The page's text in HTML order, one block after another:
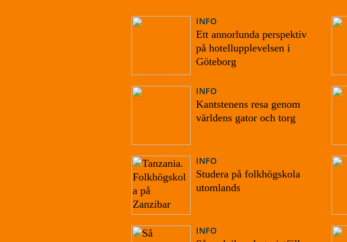
INFO
Ett annorlunda perspektiv
på hotellupplevelsen i
Göteborg
INFO
Kantstenens resa genom
världens gator och torg
INFO
Studera på folkhögskola
utomlands
INFO